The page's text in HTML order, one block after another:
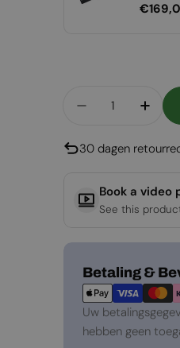
Foco
Aantal
30 dagen
Book a video
See this
Betaling &
Betaalmethoden
Uw
hebben geen